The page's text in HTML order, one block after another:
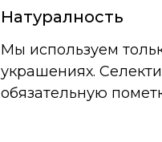
Натуралность
Мы используем
украшениях.
обязательную